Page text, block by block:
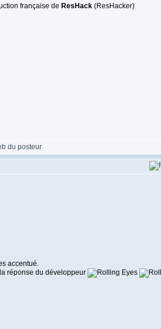
française de ResHack (ResHacker)
accentué.
réponse du développeur